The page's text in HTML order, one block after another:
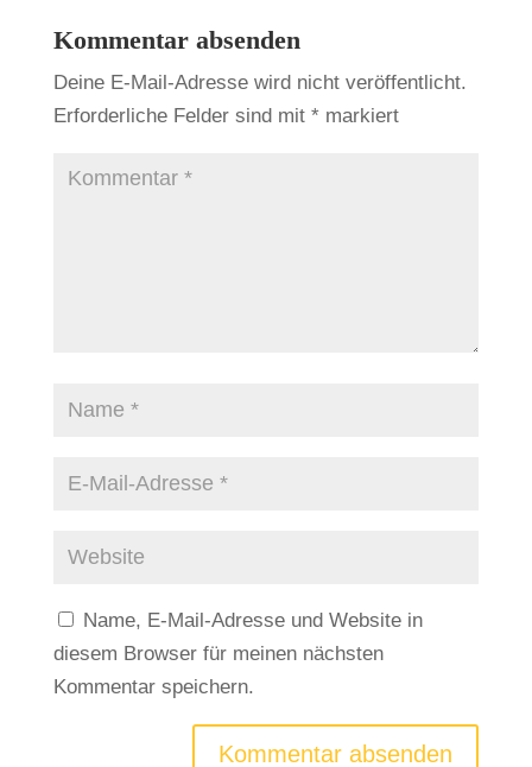
Kommentar absenden
Deine E-Mail-Adresse wird nicht veröffentlicht.
Erforderliche Felder sind mit *markiert
Name, E-Mail-Adresse und Website in
diesem Browser für meinen nächsten
Kommentar speichern.